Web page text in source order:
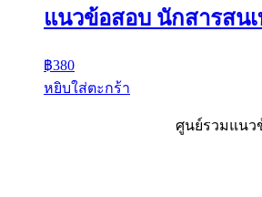
แนวข้อสอบ นักสารสน
฿380
หยิบใส่ตะกร้า
ศูนย์รวมแนว